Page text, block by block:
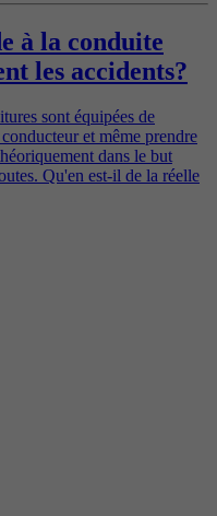
à la conduite
les accidents?
sont équipées de
et même prendre
dans le but
Qu'en est-il de la réelle